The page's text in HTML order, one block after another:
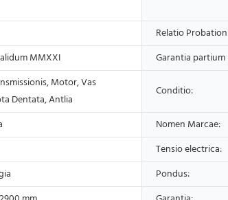
Relatio
MMXXI Garantia
Motor, Vas
Dentata, Antlia
Conditio:
Nomen Marcae:
Tensio electrica:
Pondus: